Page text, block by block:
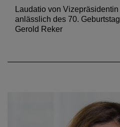
Laudatio von
anlässlich des 70.
Gerold Reker